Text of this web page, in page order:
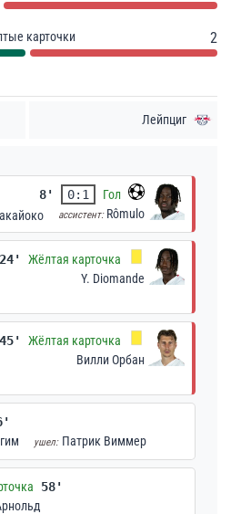
карточки 2
Лейпциг
8' 0:1
Гол
ассистент: Rômulo
24'
Жёлтая карточка
Y. Diomande
45'
Жёлтая карточка
Вилли Орбан
ушел: Патрик Виммер
58'